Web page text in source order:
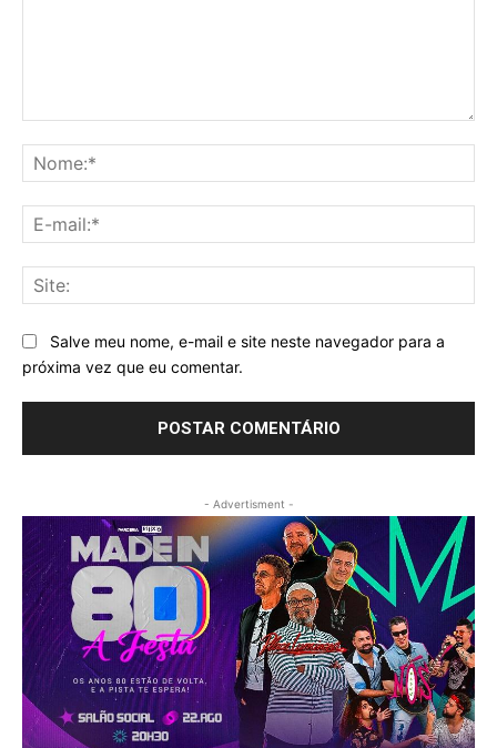
Salve meu nome, e-mail e site neste navegador para a
próxima vez que eu comentar.
- Advertisment -